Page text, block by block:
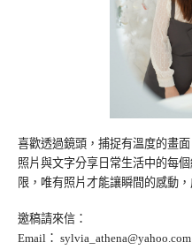
喜歡透過鏡頭，捕捉有溫度的畫
照片與文字分享日常生活中的每
限，唯有照片才能讓瞬間的感動
邀稿請來信：
Email： sylvia_athena@yahoo.com